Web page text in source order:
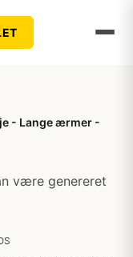
- Lange ærmer -
være genereret